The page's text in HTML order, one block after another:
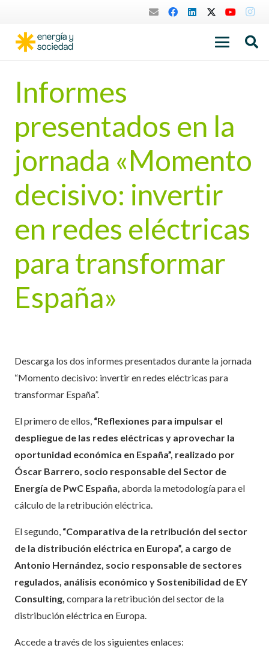
Informes
presentados en la
jornada «Momento
decisivo: invertir
en redes eléctricas
para transformar
España»
Descarga los dos informes presentados durante la jornada
“Momento decisivo: invertir en redes eléctricas para
transformar España”.
El primero de ellos, “Reflexiones para impulsar el
despliegue de las redes eléctricas y aprovechar la
oportunidad económica en España”, realizado por
Óscar Barrero, socio responsable del Sector de
Energía de PwC España, aborda la metodología para el
cálculo de la retribución eléctrica.
El segundo, “Comparativa de la retribución del sector
de la distribución eléctrica en Europa”, a cargo de
Antonio Hernández, socio responsable de sectores
regulados, análisis económico y Sostenibilidad de EY
Consulting, compara la retribución del sector de la
distribución eléctrica en Europa.
Accede a través de los siguientes enlaces: